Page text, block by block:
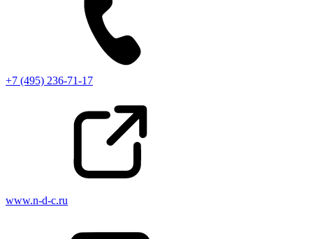
+7 (495) 236-71-17
www.n-d-c.ru